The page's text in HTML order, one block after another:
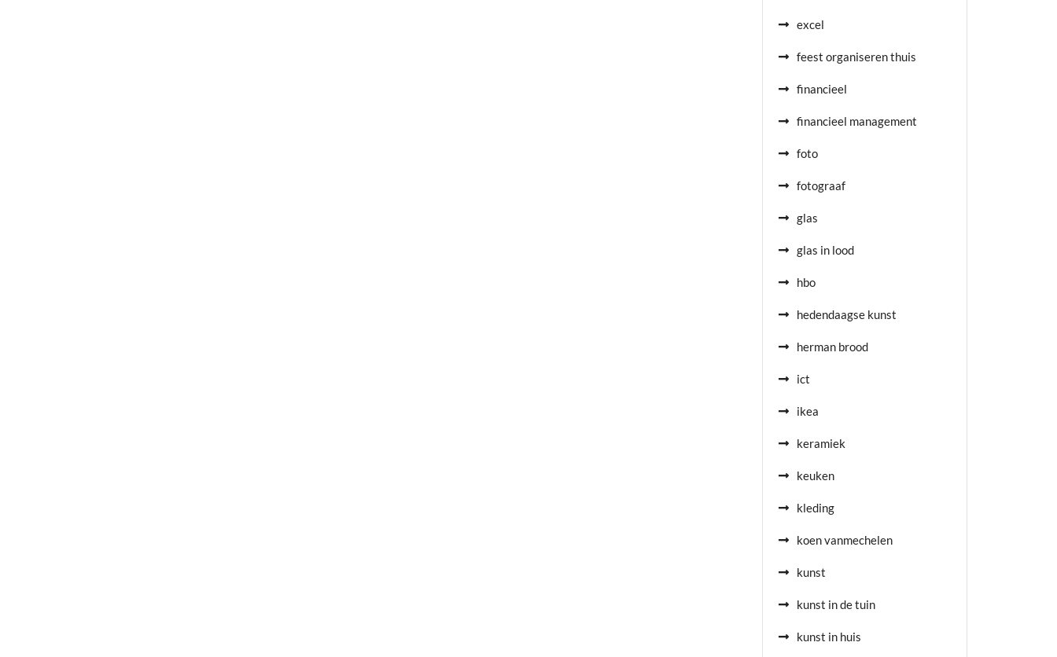
excel
feest organiseren thuis
financieel
financieel management
foto
fotograaf
glas
glas in lood
hbo
hedendaagse kunst
herman brood
ict
ikea
keramiek
keuken
kleding
koen vanmechelen
kunst
kunst in de tuin
kunst in huis